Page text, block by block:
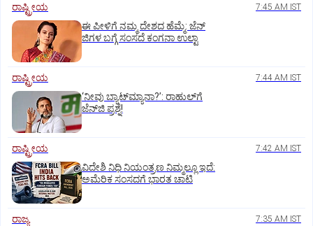
ರಾಷ್ಟ್ರೀಯ 7:45 AM IST
ಈ ಪೀಳಿಗೆ ನಮ್ಮ ದೇಶದ ಹೆಮ್ಮೆ: ಜೆನ್‌
ಜಿಗಳ ಬಗ್ಗೆ ಸಂಸದೆ ಕಂಗನಾ ಉಲ್ಟಾ
ರಾಷ್ಟ್ರೀಯ 7:44 AM IST
‘ನೀವು ಬ್ಯಾಟ್‌ಮ್ಯಾನಾ?’: ರಾಹುಲ್‌ಗೆ
ಜೆನ್‌ಜಿ ಪ್ರಶ್ನೆ!
ರಾಷ್ಟ್ರೀಯ 7:42 AM IST
ವಿದೇಶಿ ನಿಧಿ ನಿಯಂತ್ರಣ ನಿಮ್ಮಲ್ಲೂ ಇದೆ:
ಅಮೆರಿಕ ಸಂಸದಗೆ ಭಾರತ ಚಾಟಿ
ರಾಜ್ಯ 7:35 AM IST